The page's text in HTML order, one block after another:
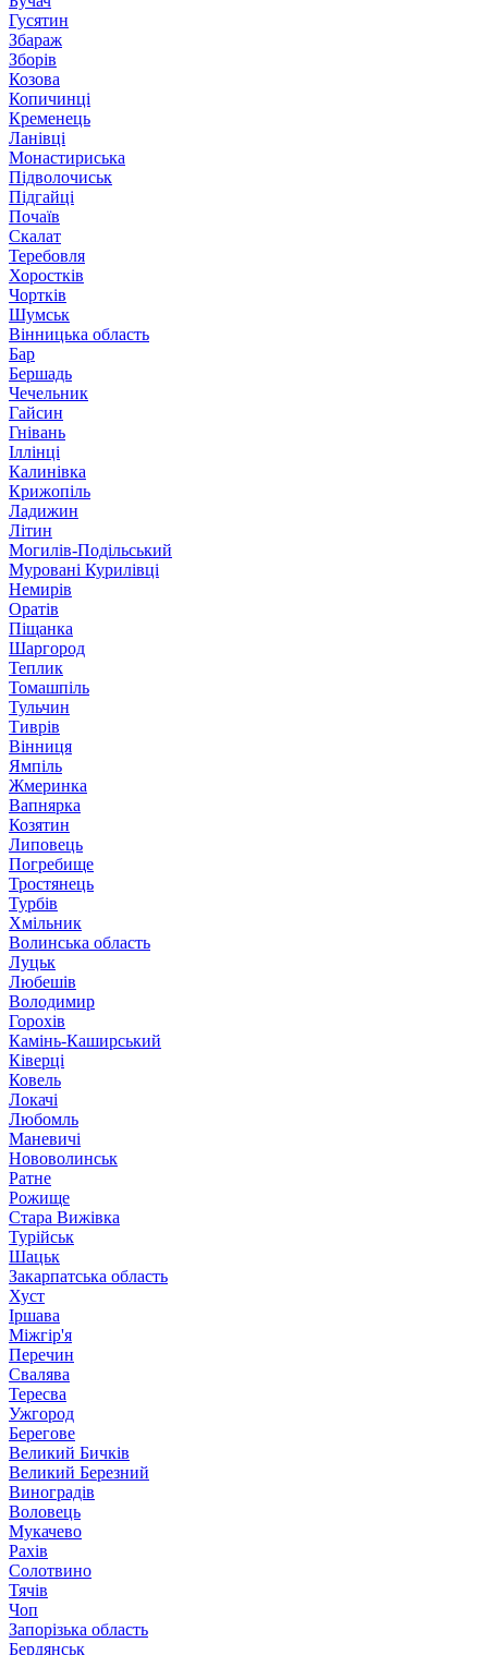
Гусятин
Збараж
Зборів
Козова
Копичинці
Кременець
Ланівці
Монастириська
Підволочиськ
Підгайці
Почаїв
Скалат
Теребовля
Хоростків
Чортків
Шумськ
Вінницька область
Бар
Бершадь
Чечельник
Гайсин
Гнівань
Іллінці
Калинівка
Крижопіль
Ладижин
Літин
Могилів-Подільський
Муровані Курилівці
Немирів
Оратів
Піщанка
Шаргород
Теплик
Томашпіль
Тульчин
Тиврів
Вінниця
Ямпіль
Жмеринка
Вапнярка
Козятин
Липовець
Погребище
Тростянець
Турбів
Хмільник
Волинська область
Луцьк
Любешів
Володимир
Горохів
Камінь-Каширський
Ківерці
Ковель
Локачі
Любомль
Маневичі
Нововолинськ
Ратне
Рожище
Стара Вижівка
Турійськ
Шацьк
Закарпатська область
Хуст
Іршава
Міжгір'я
Перечин
Свалява
Тересва
Ужгород
Берегове
Великий Бичків
Великий Березний
Виноградів
Воловець
Мукачево
Рахів
Солотвино
Тячів
Чоп
Запорізька область
Бердянськ